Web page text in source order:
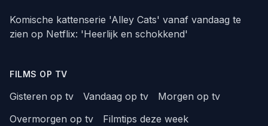
Komische kattenserie 'Alley Cats' vanaf vandaag te
zien op Netflix: 'Heerlijk en schokkend'
FILMS OP TV
Gisteren op tv Vandaag op tv
Morgen op tv
Overmorgen op tv
Filmtips deze week